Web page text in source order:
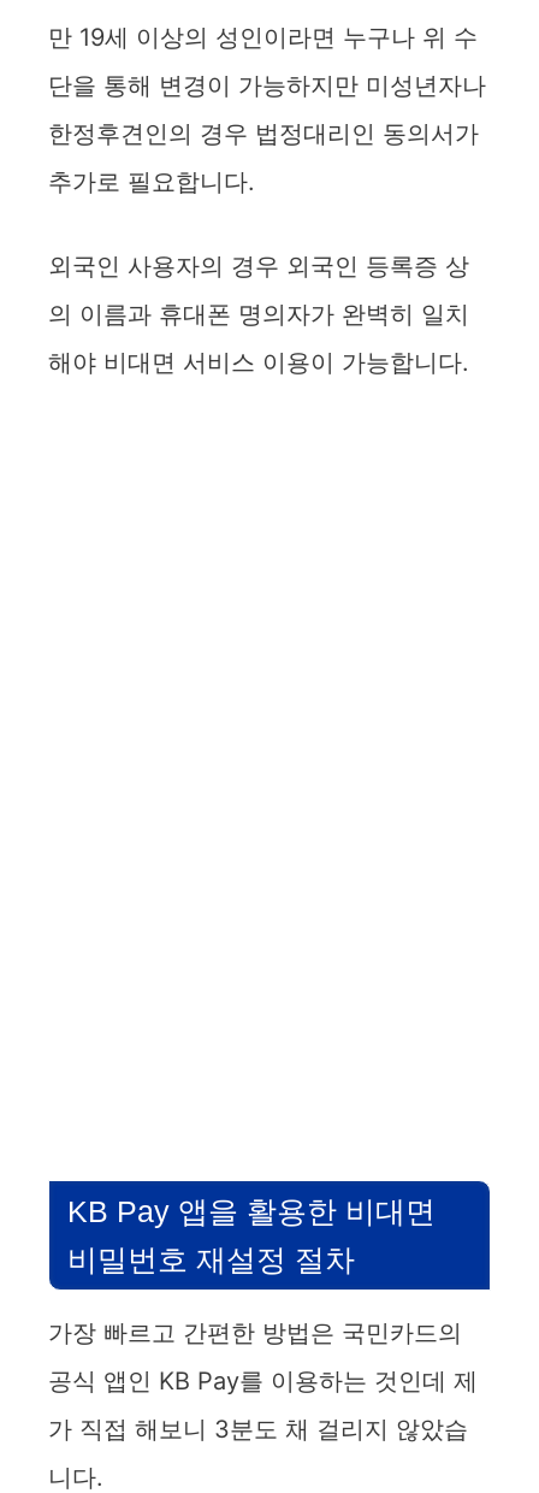
만 19세 이상의 성인이라면 누구나 위 수
단을 통해 변경이 가능하지만 미성년자나
한정후견인의 경우 법정대리인 동의서가
추가로 필요합니다.
외국인 사용자의 경우 외국인 등록증 상
의 이름과 휴대폰 명의자가 완벽히 일치
해야 비대면 서비스 이용이 가능합니다.
KB Pay 앱을 활용한 비대면
비밀번호 재설정 절차
가장 빠르고 간편한 방법은 국민카드의
공식 앱인 KB Pay를 이용하는 것인데 제
가 직접 해보니 3분도 채 걸리지 않았습
니다.